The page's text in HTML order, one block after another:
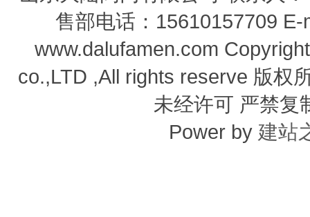
售部电话：15610157709
www.dalufamen.com
co.,LTD ,All rights reserve 版权
未经许可 严禁复
Power by 建站